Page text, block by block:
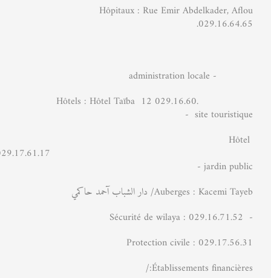
Hôpitaux : Rue Emir Abdelkader, Aflou
- administration locale
Hôtels : Hôtel Taïba 12 029.16.60.
- site touristique
Hôtel
- jardin public
Auberges : Kacemi Tayeb/ دار الشباب آحمد حاكمي
- Sécurité de wilaya : 029.16.71.52
Protection civile : 029.17.56.31
Établissements financières:/